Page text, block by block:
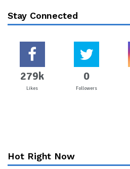
Stay Connected
279k
Likes
0
Followers
Hot Right Now